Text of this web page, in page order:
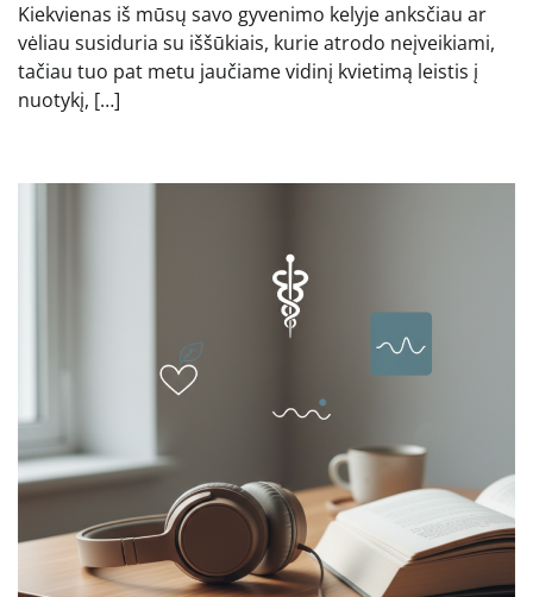
Kiekvienas iš mūsų savo gyvenimo kelyje anksčiau ar
vėliau susiduria su iššūkiais, kurie atrodo neįveikiami,
tačiau tuo pat metu jaučiame vidinį kvietimą leistis į
nuotykį, […]